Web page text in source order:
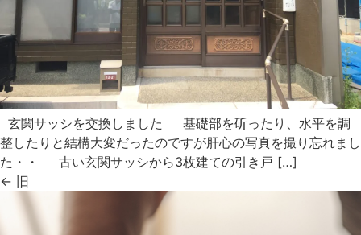
玄関サッシを交換しました 基礎部を斫ったり、水平を調
整したりと結構大変だったのですが肝心の写真を撮り忘れまし
た・・ 古い玄関サッシから3枚建ての引き戸 […]
← 旧